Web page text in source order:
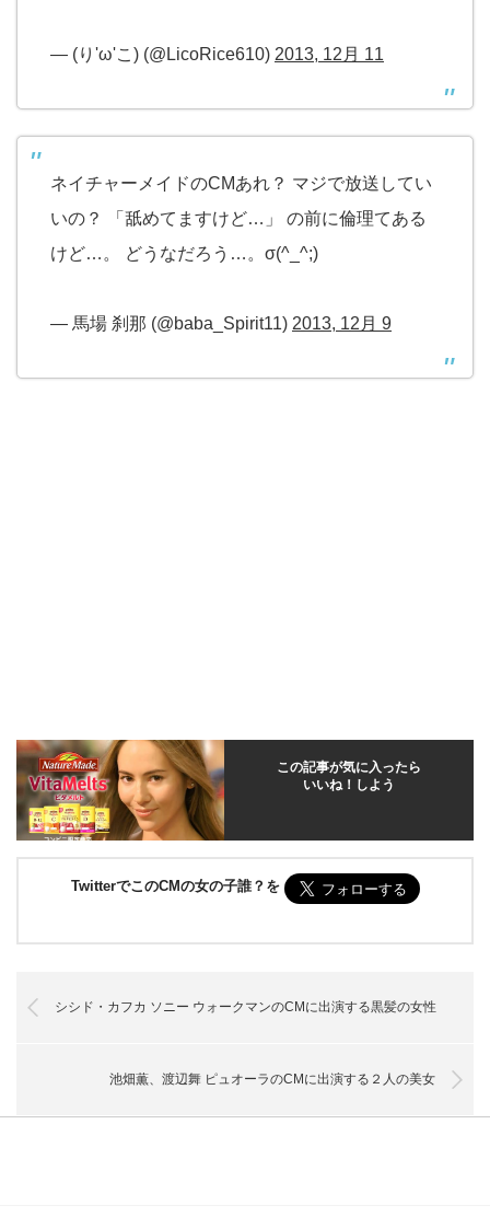
— (り'ω'こ) (@LicoRice610) 2013, 12月 11
ネイチャーメイドのCMあれ？ マジで放送してい
いの？ 「舐めてますけど…」 の前に倫理てある
けど…。 どうなだろう…。σ(^_^;)
— 馬場 刹那 (@baba_Spirit11) 2013, 12月 9
この記事が気に入ったら
いいね！しよう
TwitterでこのCMの女の子誰？を
シシド・カフカ ソニー ウォークマンのCMに出演する黒髪の女性
池畑薫、渡辺舞 ピュオーラのCMに出演する２人の美女